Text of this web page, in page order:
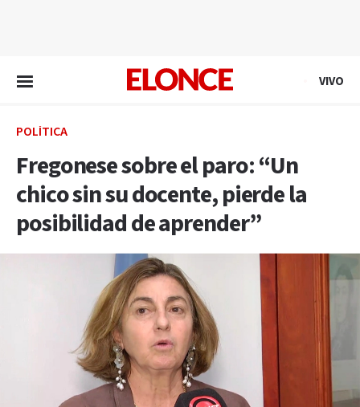
VIVO
POLÍTICA
Fregonese sobre el paro: “Un
chico sin su docente, pierde la
posibilidad de aprender”